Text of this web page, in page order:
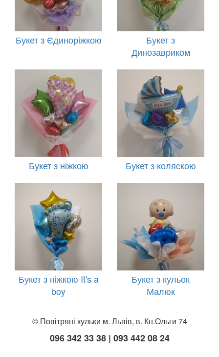
Букет з Єдиноріжкою
Букет з
Динозавриком
Букет з ніжкою Букет з коляскою
Букет з ніжкою It's a
boy
Букет з кульок
Малюк
© Повітряні кульки м. Львів, в. Кн.Ольги 74
096 342 33 38 | 093 442 08 24